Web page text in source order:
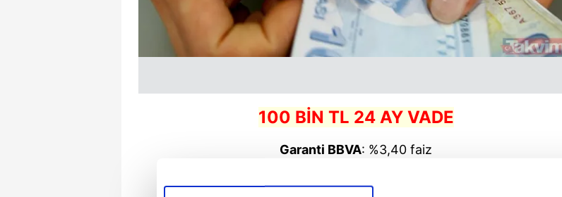
100 BİN TL 24 AY VADE
Garanti BBVA: %3,40 faiz